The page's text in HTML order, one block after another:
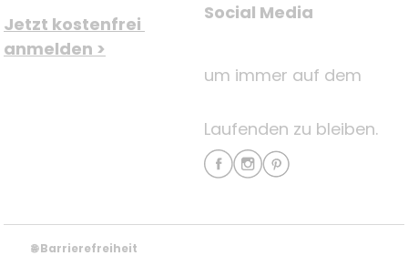
Jetzt kostenfrei
anmelden >
Social Media
um immer auf dem
Laufenden zu bleiben.
🌐Barrierefreiheit